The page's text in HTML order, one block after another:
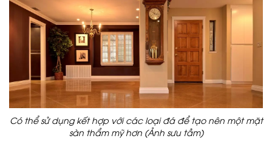
Có thể sử dụng kết hợp với các loại đá để tạo nên một mặt
sàn thẩm mỹ hơn (Ảnh sưu tầm)